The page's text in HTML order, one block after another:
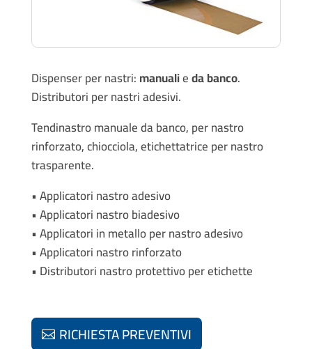
Dispenser per nastri:manualieda banco.
Distributori per nastri adesivi.
Tendinastro manuale da banco, per nastro
rinforzato, chiocciola, etichettatrice per nastro
trasparente.
• Applicatori nastro adesivo
• Applicatori nastro biadesivo
• Applicatori in metallo per nastro adesivo
• Applicatori nastro rinforzato
• Distributori nastro protettivo per etichette
RICHIESTA PREVENTIVI